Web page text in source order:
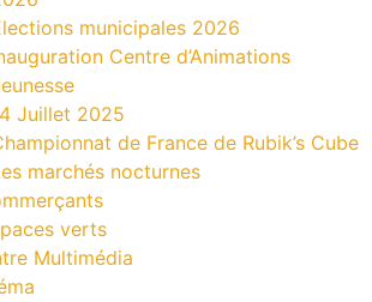
municipales 2026
Centre d’Animations
Juillet 2025
de France de Rubik’s Cube
marchés nocturnes
verts
Multimédia